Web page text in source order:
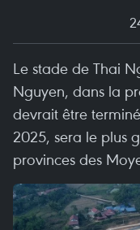
Le stade de Thai
Nguyen, dans la
devrait être
2025, sera le plus
provinces des